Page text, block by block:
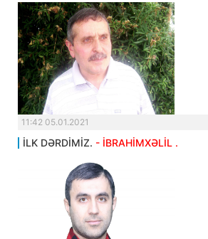
11:42 05.01.2021
İLK DƏRDİMİZ. - İBRAHİMXƏLİL .